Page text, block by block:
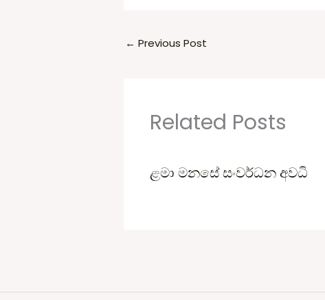
← Previous Post
Related Posts
ළමා මනසේ සංවර්ධන අවධි